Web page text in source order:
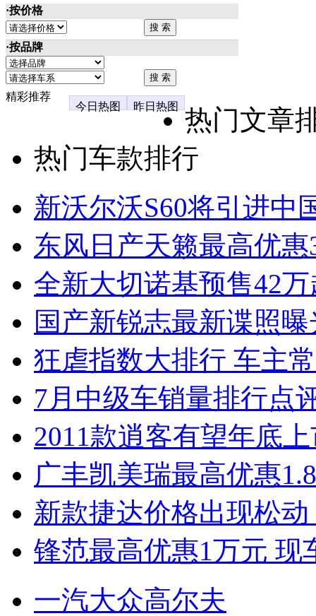
·按价格
·按品牌
精彩推荐
今日热图
昨日热图
热门文章
热门车款排行
新沃尔沃S60将引进中
东风日产天籁最高优
全新大切诺基预售42
国产新锐志最新谍照
狂虐指数大排行 车主
7月中级车销量排行点
2011款逍客有望年底
广丰凯美瑞最高优惠
新款捷达价格出现松
锋范最高优惠1万元 现
一汽大众高尔夫